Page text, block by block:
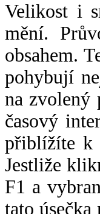
Velikost i
mění.
obsahem.
pohybují
na zvolený
časový
přiblížíte k
Jestliže
F1 a
tato